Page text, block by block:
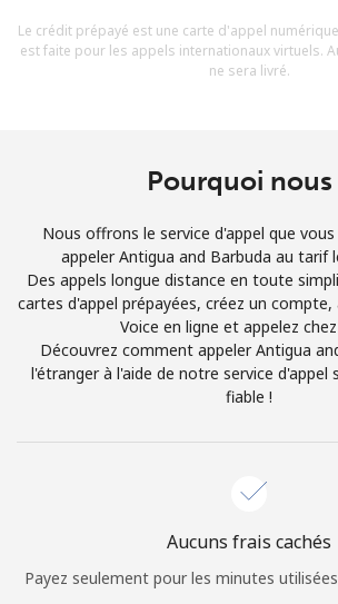
S'inscrire
Bonjour!
Identifiez-vous ouINSCRIVEZ-
Login
ou
Le crédit prépayé est une carte d'appel
est faite pour les appels internationaux virtuels.
ne sera livré.
Pourquoi nous
Nous offrons le service d'appel que
appeler Antigua and Barbuda au tarif
Des appels longue distance en toute
cartes d'appel prépayées, créez un
Voice en ligne et appelez
Découvrez comment appeler Antigua
l'étranger à l'aide de notre service d'appel
fiable !
Aucuns frais cachés
Payez seulement pour les minutes